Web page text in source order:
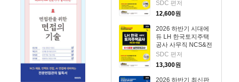
SDC 편저
12,600원
2026 하반기 시대에
듀 LH 한국토지주택
공사 사무직 NCS&전
공 실전모의고사 6+5
SDC 편저
13,300원
2026 하반기 최신판